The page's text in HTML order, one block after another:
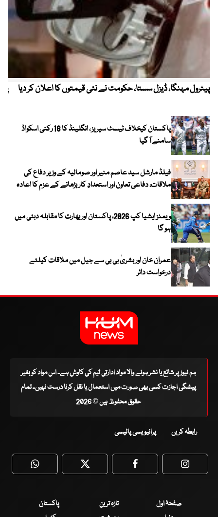
پیٹرول مہنگا، ڈیزل سستا، حکومت نے نئی قیمتوں کا اعلان کر دیا
پاکستان کیخلاف ٹیسٹ سیریز ، انگلینڈ کا 16 رکنی اسکواڈ
سامنے آ گیا
فیلڈ مارشل سید عاصم منیر اور صومالیہ کے وزیر دفاع کی
ملاقات، دفاعی تعاون اور استعدادِ کار بڑھانے کے عزم کا اعادہ
ویمنز ایشیا کپ 2026، پاکستان اور بھارت کا مقابلہ دبئی میں
ہو گا
عمران خان اور بشریٰ بی بی سے جیل میں ملاقات کیلئے
درخواست دائر
ہم نیوز پر شائع یا نشر ہونے والا مواد ادارتی ٹیم کی کاوش ہے۔ اس مواد کو بغیر
پیشگی اجازت کسی بھی صورت میں استعمال یا نقل کرنا درست نہیں۔ تمام
حقوق محفوظ ہیں © 2026
رابطہ کریں پرائیویسی پالیسی
WhatsApp Twitter Facebook
صفحۂ اول تازہ ترین
پاکستان